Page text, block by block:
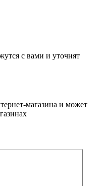
с вами и уточнят
магазина и может